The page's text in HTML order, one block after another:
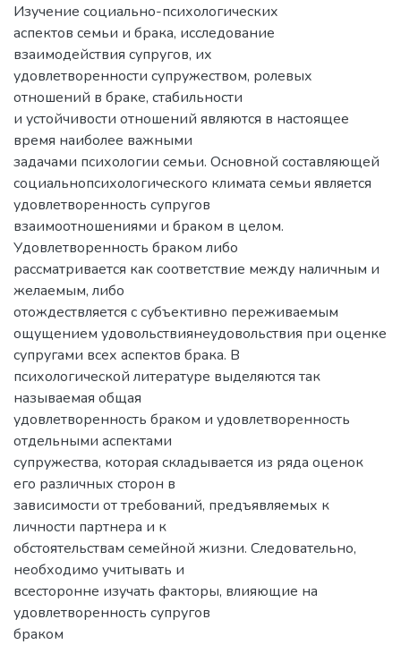
Изучение социально-психологических
аспектов семьи и брака, исследование
взаимодействия супругов, их
удовлетворенности супружеством, ролевых
отношений в браке, стабильности
и устойчивости отношений являются в настоящее
время наиболее важными
задачами психологии семьи. Основной составляющей
социальнопсихологического климата семьи является
удовлетворенность супругов
взаимоотношениями и браком в целом.
Удовлетворенность браком либо
рассматривается как соответствие между наличным и
желаемым, либо
отождествляется с субъективно переживаемым
ощущением удовольствиянеудовольствия при оценке
супругами всех аспектов брака. В
психологической литературе выделяются так
называемая общая
удовлетворенность браком и удовлетворенность
отдельными аспектами
супружества, которая складывается из ряда оценок
его различных сторон в
зависимости от требований, предъявляемых к
личности партнера и к
обстоятельствам семейной жизни. Следовательно,
необходимо учитывать и
всесторонне изучать факторы, влияющие на
удовлетворенность супругов
браком